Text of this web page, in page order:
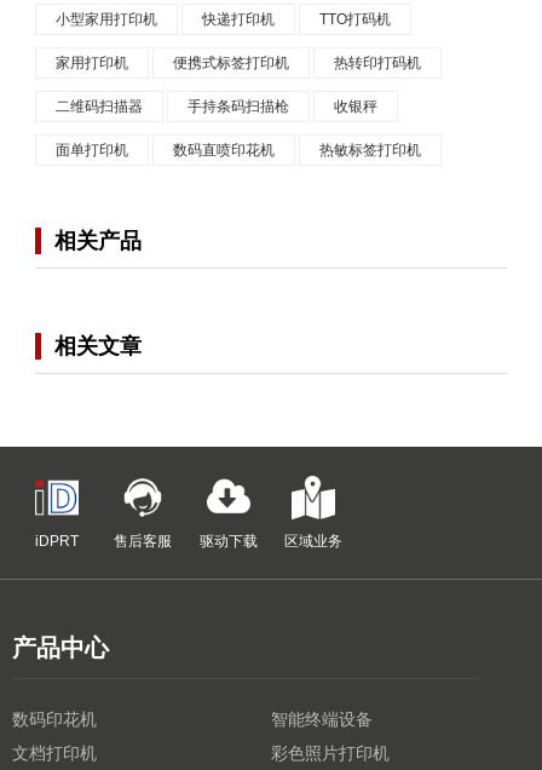
小型家用打印机 快递打印机 TTO打码机
家用打印机 便携式标签打印机 热转印打码机
二维码扫描器 手持条码扫描枪 收银秤
面单打印机 数码直喷印花机 热敏标签打印机
相关产品
相关文章
iDPRT 售后客服 驱动下载 区域业务
产品中心
数码印花机
智能终端设备
文档打印机
彩色照片打印机